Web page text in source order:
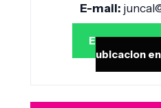
E-mail:
Enviar
ubicacion